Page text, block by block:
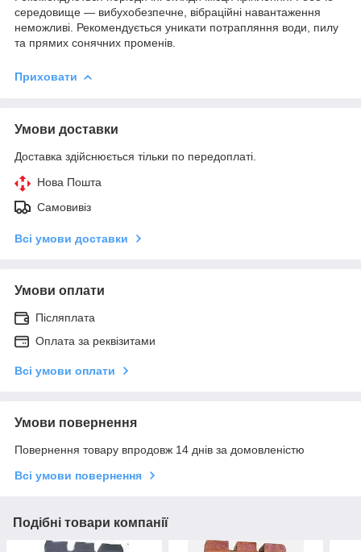
середовище — вибухобезпечне, вібраційні навантаження
неможливі. Рекомендується уникати потрапляння води, пилу
та прямих сонячних променів.
Приховати
Умови доставки
Доставка здійснюється тільки по передоплаті.
Нова Пошта
Самовивіз
Всі умови доставки
Умови оплати
Післяплата
Оплата за реквізитами
Всі умови оплати
Умови повернення
Повернення товару впродовж 14 днів за домовленістю
Всі умови повернення
Подібні товари компанії